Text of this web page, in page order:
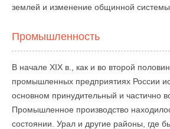
землей и изменение общинной системы
Промышленность
В начале XIX в., как и во второй
промышленных предприятиях России
основном принудительный и частично
Промышленное производство
состоянии. Урал и другие районы, где